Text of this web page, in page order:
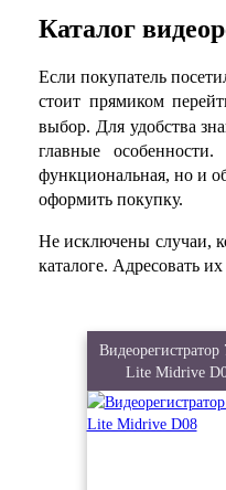
Каталог
Если покупатель
стоит прямиком
выбор. Для удобства
главные
функциональная, но и
оформить покупку.
Не исключены случаи,
каталоге. Адресовать
Видеорегистратор
Lite Midrive